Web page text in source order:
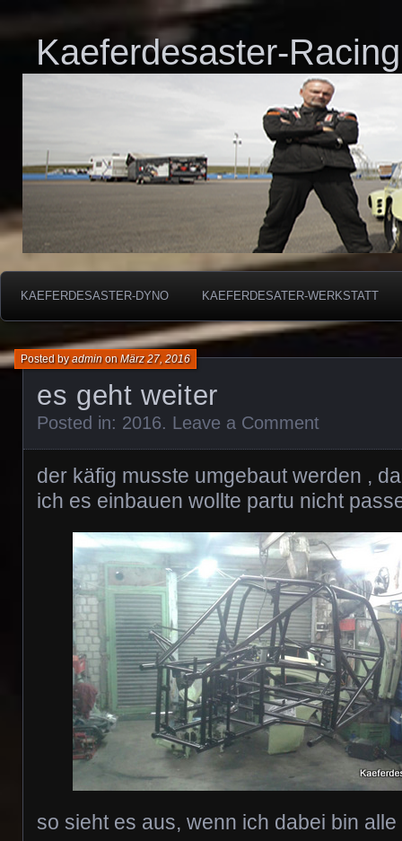
Kaeferdesaster-Racing
KAEFERDESASTER-DYNO KAEFERDESATER-WERKSTATT
es geht weiter
Posted byadminonMärz 27, 2016
Posted in: 2016. Leave a Comment
der käfig musste umgebaut werden ,
ich es einbauen wollte partu nicht
so sieht es aus, wenn ich dabei bin